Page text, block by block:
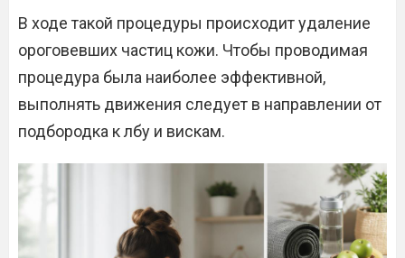
В ходе такой процедуры происходит удаление
ороговевших частиц кожи. Чтобы проводимая
процедура была наиболее эффективной,
выполнять движения следует в направлении от
подбородка к лбу и вискам.